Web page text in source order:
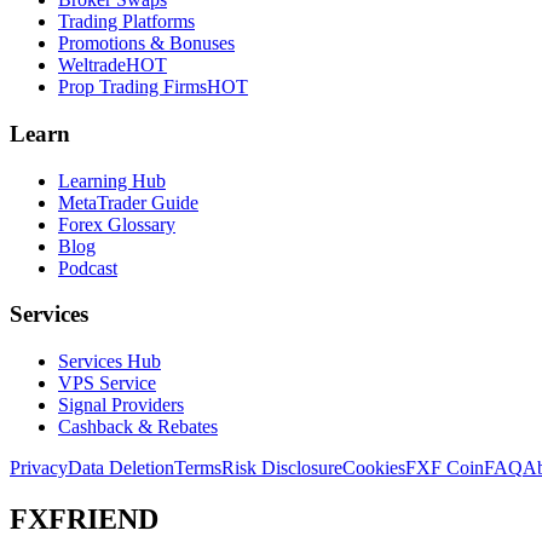
Trading Platforms
Promotions & Bonuses
WeltradeHOT
Prop Trading FirmsHOT
Learn
Learning Hub
MetaTrader Guide
Forex Glossary
Blog
Podcast
Services
Services Hub
VPS Service
Signal Providers
Cashback & Rebates
PrivacyData DeletionTermsRisk DisclosureCookiesFXF CoinFAQ
FXFRIEND